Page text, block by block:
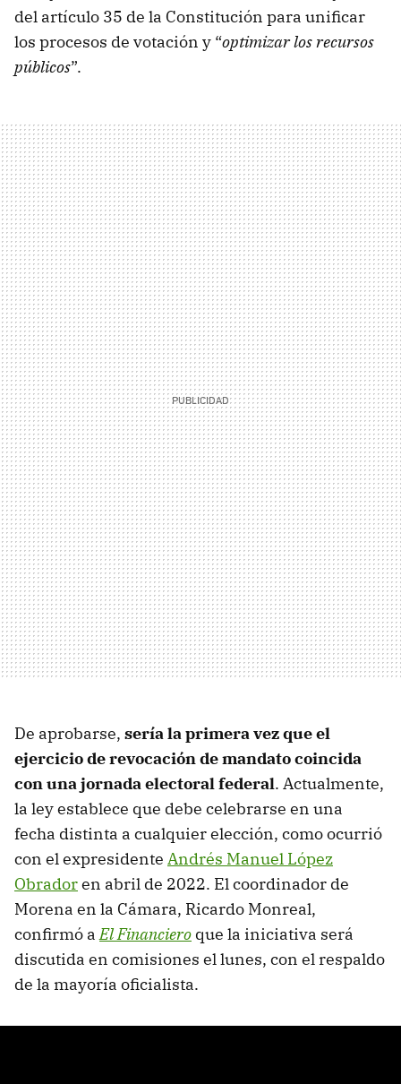
del artículo 35 de la Constitución para unificar
los procesos de votación y “optimizar los recursos
públicos”.
De aprobarse, sería la primera vez que el
ejercicio de revocación de mandato coincida
con una jornada electoral federal. Actualmente,
la ley establece que debe celebrarse en una
fecha distinta a cualquier elección, como ocurrió
con el expresidente Andrés Manuel López
Obradoren abril de 2022. El coordinador de
Morena en la Cámara, Ricardo Monreal,
confirmó aEl Financiero que la iniciativa será
discutida en comisiones el lunes, con el respaldo
de la mayoría oficialista.